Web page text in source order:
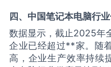
四、中国笔记本电脑行
数据显示，截止2025年
企业已经超过**家。随
高，企业生产效率持续